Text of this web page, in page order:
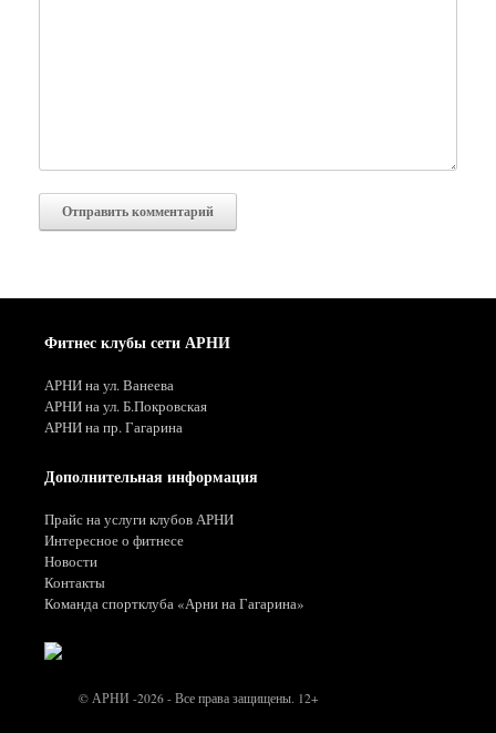
Фитнес клубы сети АРНИ
АРНИ на ул. Ванеева
АРНИ на ул. Б.Покровская
АРНИ на пр. Гагарина
Дополнительная информация
Прайс на услуги клубов АРНИ
Интересное о фитнесе
Новости
Контакты
Команда спортклуба «Арни на Гагарина»
© АРНИ -2026 - Все права защищены. 12+